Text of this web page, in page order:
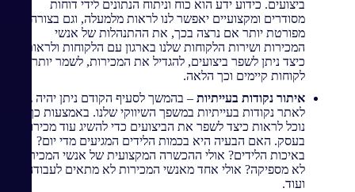
ביצועים. כידוע ידע הוא כוח וניתוח הנתונים לידי דוחות
מסודרים ומקצועיים יאפשר לנו לראות מלמעלה, וגם בצורה
מפורטת יותר אם נרצה בכך, את ההתנהלות של אנשי
המכירות ושירות הלקוחות שלנו בארגון עם הלקוחות ולראות
כיצד ניתן לשפר ביצועים, להגדיל את המכירות, לשמר יותר
לקוחות קיימים וכך הלאה.
איתור נקודות בעייתיות – בהמשך לסעיף הקודם ניתן יהיה גם
לאתר נקודות בעייתיות במשפך השיווקי שלנו. באמצעות כך
נוכל לראות כיצד לשפר את הביצועים כדי להשיג עוד מכירות
בעסק. האם הבעיה היא בכמות הלידים המגיעים מדי יום?
באיכות הלידים? אולי ההכשרה המקצועית של אנשי המכירות
לא מספיקה? אולי אחד מאנשי המכירות לא מתאים לעבודה?
ועוד.